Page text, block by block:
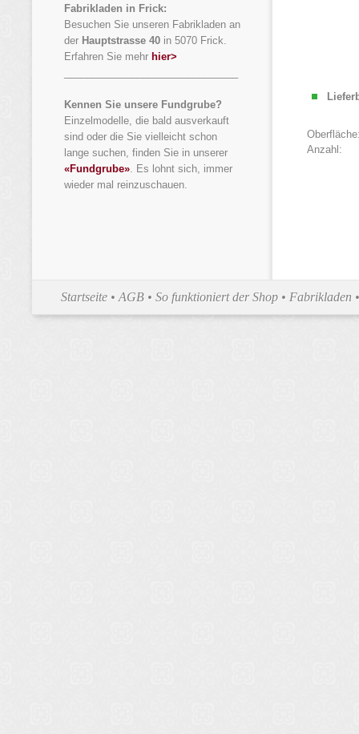
Fabrikladen in Frick:
Besuchen Sie unseren Fabrikladen an
der Hauptstrasse 40 in 5070 Frick.
Erfahren Sie mehr hier>
Kennen Sie unsere Fundgrube?
Einzelmodelle, die bald ausverkauft
sind oder die Sie vielleicht schon
lange suchen, finden Sie in unserer
«Fundgrube». Es lohnt sich, immer
wieder mal reinzuschauen.
Anzahl:
Startseite •AGB •So funktioniert der Shop • Fabrikladen